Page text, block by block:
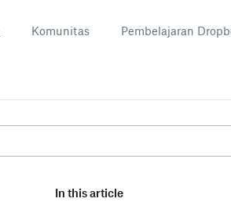
Komunitas Pembelajaran
In this article